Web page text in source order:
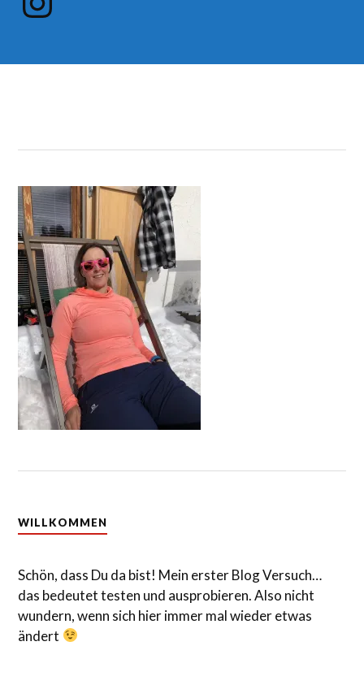
WILLKOMMEN
Schön, dass Du da bist! Mein erster Blog Versuch…
das bedeutet testen und ausprobieren. Also nicht
wundern, wenn sich hier immer mal wieder etwas
ändert